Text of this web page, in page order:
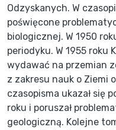
Odzyskanych. W
poświęcone
biologicznej. W 1950
periodyku. W 1955 roku
wydawać na przemian
z zakresu nauk o Ziemi
czasopisma ukazał się
roku i poruszał
geologiczną. Kolejne